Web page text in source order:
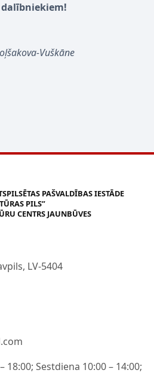
Vuškāne
PAŠVALDĪBAS IESTĀDE
PILS”
CENTRS JAUNBŪVES
LV-5404
18:00; Sestdiena 10:00 – 14:00;